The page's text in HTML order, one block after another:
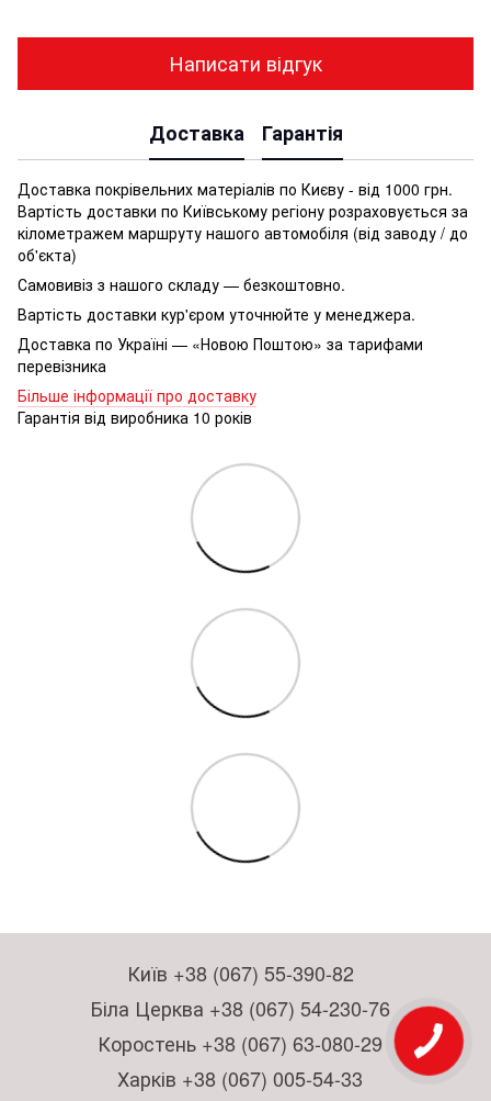
Написати відгук
Доставка Гарантія
Доставка покрівельних матеріалів по Києву - від 1000 грн.
Вартість доставки по Київському регіону розраховується за
кілометражем маршруту нашого автомобіля (від заводу / до
об'єкта)
Самовивіз з нашого складу — безкоштовно.
Вартість доставки кур'єром уточнюйте у менеджера.
Доставка по Україні — «Новою Поштою» за тарифами
перевізника
Більше інформації про доставку
Гарантія від виробника 10 років
Київ +38 (067) 55-390-82
Біла Церква +38 (067) 54-230-76
Коростень +38 (067) 63-080-29
Харків +38 (067) 005-54-33